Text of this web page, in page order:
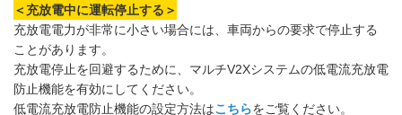
＜充放電中に運転停止する＞
充放電電力が非常に小さい場合には、車両からの要求で停止する
ことがあります。
充放電停止を回避するために、マルチV2Xシステムの低電流充放電
防止機能を有効にしてください。
低電流充放電防止機能の設定方法はこちらをご覧ください。